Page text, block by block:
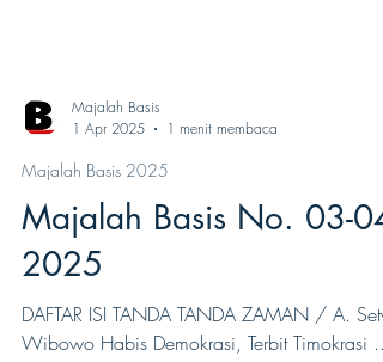
Majalah Basis
1 Apr 2025
Majalah Basis 2025
Majalah Basis No. 03-04,
2025